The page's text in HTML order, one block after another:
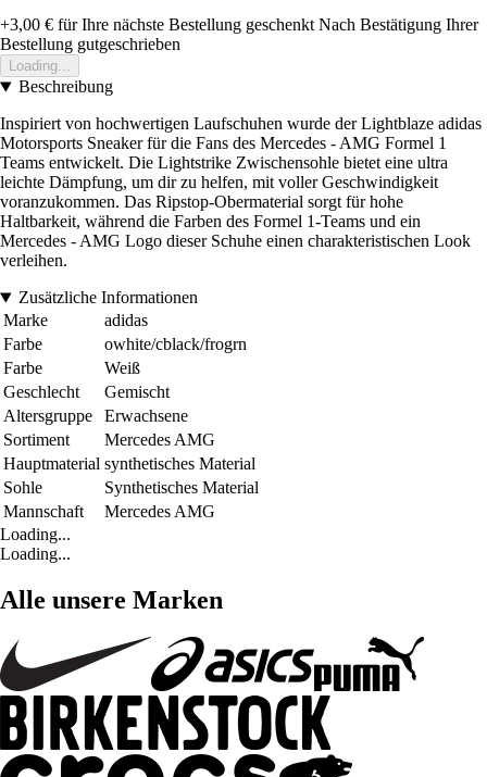
+3,00 € für Ihre nächste Bestellung geschenkt Nach Bestätigung Ihrer
Bestellung gutgeschrieben
Loading...
Beschreibung
Inspiriert von hochwertigen Laufschuhen wurde der Lightblaze adidas
Motorsports Sneaker für die Fans des Mercedes - AMG Formel 1
Teams entwickelt. Die Lightstrike Zwischensohle bietet eine ultra
leichte Dämpfung, um dir zu helfen, mit voller Geschwindigkeit
voranzukommen. Das Ripstop-Obermaterial sorgt für hohe
Haltbarkeit, während die Farben des Formel 1-Teams und ein
Mercedes - AMG Logo dieser Schuhe einen charakteristischen Look
verleihen.
Zusätzliche Informationen
Marke
adidas
Farbe
owhite/cblack/frogrn
Farbe
Weiß
Geschlecht
Gemischt
Altersgruppe
Erwachsene
Sortiment
Mercedes AMG
Hauptmaterial synthetisches Material
Sohle
Synthetisches Material
Mannschaft
Mercedes AMG
Loading...
Loading...
Alle unsere Marken